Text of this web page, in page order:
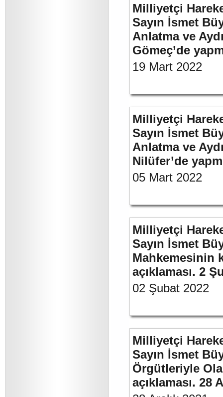
Milliyetçi
Sayın İsmet
Anlatma ve
Gömeç’de
19 Mart 2022
Milliyetçi
Sayın İsmet
Anlatma ve
Nilüfer’de
05 Mart 2022
Milliyetçi
Sayın İsmet
Mahkemesinin
açıklaması. 2
02 Şubat 2022
Milliyetçi
Sayın İsmet
Örgütleriyle
açıklaması. 28